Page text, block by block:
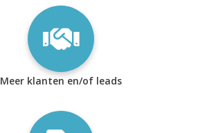
Meer klanten en/of leads